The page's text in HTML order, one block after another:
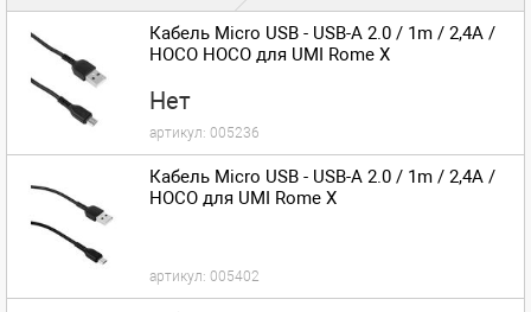
Кабель Micro USB - USB-A 2.0 / 1m / 2,4A /
HOCO HOCO для UMI Rome X
Нет
артикул: 005236
Кабель Micro USB - USB-A 2.0 / 1m / 2,4A /
HOCO для UMI Rome X
артикул: 005402